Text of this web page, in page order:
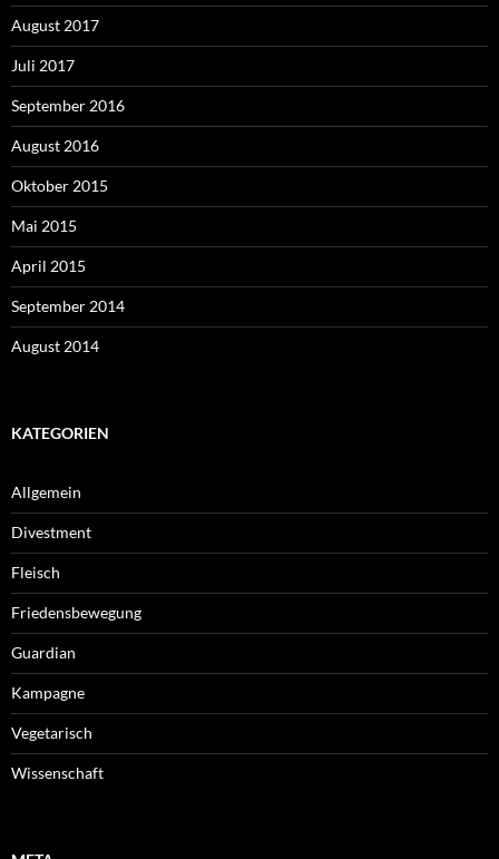
August 2017
Juli 2017
September 2016
August 2016
Oktober 2015
Mai 2015
April 2015
September 2014
August 2014
KATEGORIEN
Allgemein
Divestment
Fleisch
Friedensbewegung
Guardian
Kampagne
Vegetarisch
Wissenschaft